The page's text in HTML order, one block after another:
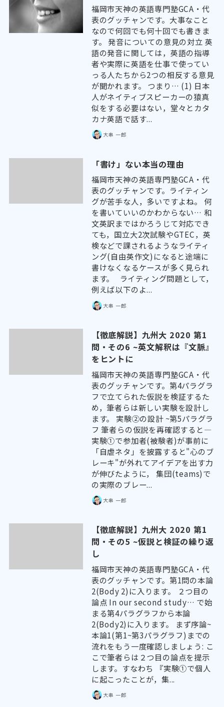
福岡市天神の英語専門塾GCA・代
表のグッチャンです。大事なこと
なので何回でも何十回でも書きま
す。 発音についての意見の対立 英
語の発音に関しては，英語の指導
者や実際に英語を仕事で使ってい
っる人たちから2つの相反する意見
が聞かれます。 つまり… (1) 日本
人がネイティブスピーカーの猿真
似をする必要はない，堂々とカタ
カナ英語で話す...
大串 一郎
「書け」ない本当の理由
福岡市天神の英語専門塾GCA・代
表のグッチャンです。ライティン
グが苦手な人，多いですよね。 何
を書いていいのかわからない… 和
文英訳まではかろうじて対応でき
ても，国立大2次試験やGTEC，英
検などで課されるようなライティ
ング(自由英作文)になると途端に
書けなくなるケースが多く見られ
ます。 ライティング問題として，
例えば以下のよ...
大串 一郎
【徹底解説】九州大 2020 第1
問・その6 ~英文解釈は『文脈』
をヒントに
福岡市天神の英語専門塾GCA・代
表のグッチャンです。第4パラグラ
フで立てられた仮説を検証するた
め，筆者らは新しい実験を設計し
ます。 実験②の設計 ~第5パラグラ
フ 筆者らの仮説を再確認すると―
実験①で参加者(被験者)が事前に
「自虐ネタ」を披露すると"心のブ
レーキ"が外れてアイデアを出す力
が伸びたように， 集団(teams)で
の実際のブレー...
大串 一郎
【徹底解説】九州大 2020 第1
問・その5 ~仮説と検証の繰り返
し
福岡市天神の英語専門塾GCA・代
表のグッチャンです。第1問の本論
2(Body 2)に入ります。 ２つ目の
論点 In our second study… で始
まる第4パラグラフから本論
2(Body2)に入ります。 まず序論~
本論1(第1~第3パラグラフ)までの
流れをもう一度確認しましょう: こ
こで筆者らは２つ目の論点を提示
します。すなわち 『実験①で個人
に起こったことが，集...
大串 一郎